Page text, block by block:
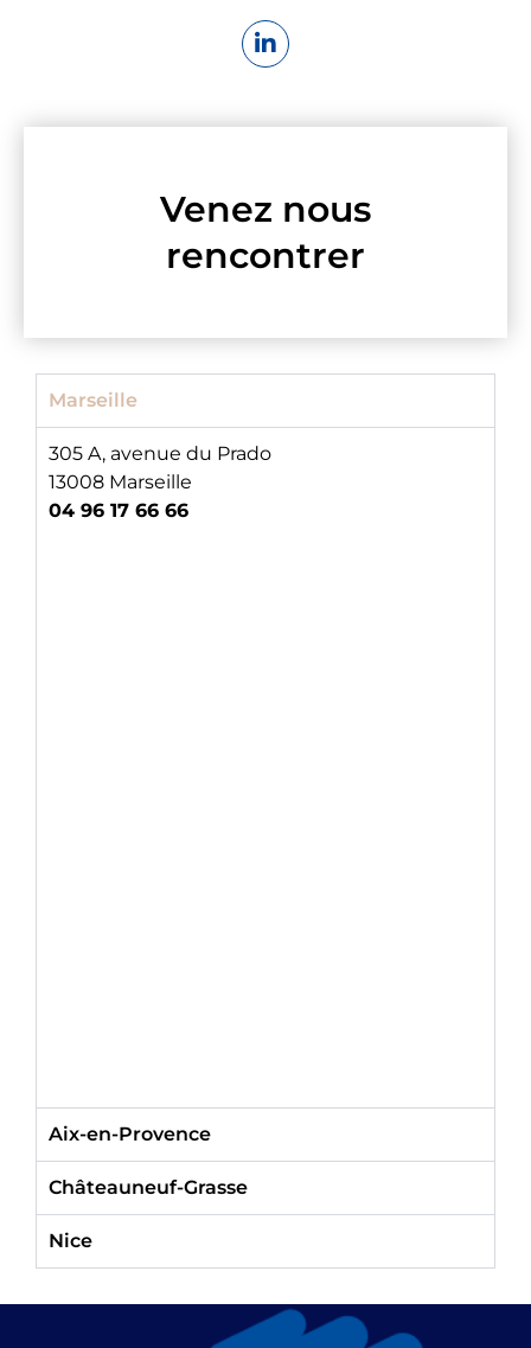
Venez nous
rencontrer
Marseille
305 A, avenue du Prado
13008 Marseille
04 96 17 66 66
Aix-en-Provence
Châteauneuf-Grasse
Nice